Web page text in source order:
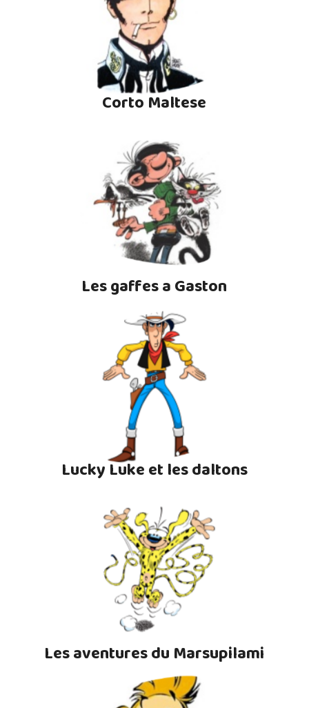
Corto Maltese
Les gaffes a Gaston
Lucky Luke et les daltons
Les aventures du Marsupilami